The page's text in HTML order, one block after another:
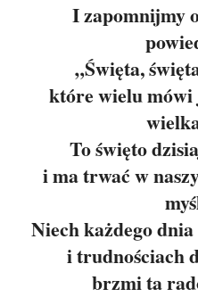
I zapomnijmy
„Święta,
które wielu mówi
To święto
i ma trwać w
Niech każdego
i trudnościach
brzmi ta